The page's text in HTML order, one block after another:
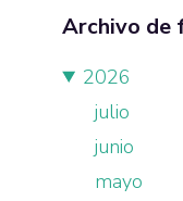
Archivo de
2026
julio
junio
mayo